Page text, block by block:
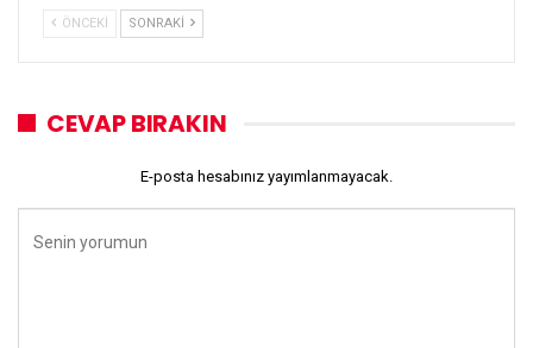
ÖNCEKI SONRAKI
CEVAP BIRAKIN
E-posta hesabınız yayımlanmayacak.